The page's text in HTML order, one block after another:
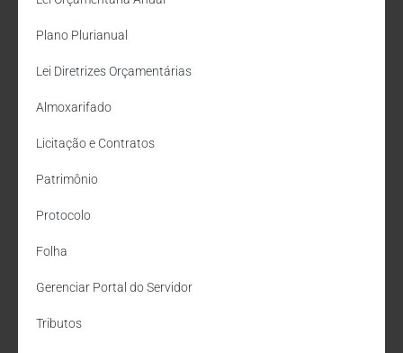
Plano Plurianual
Lei Diretrizes Orçamentárias
Almoxarifado
Licitação e Contratos
Patrimônio
Protocolo
Folha
Gerenciar Portal do Servidor
Tributos